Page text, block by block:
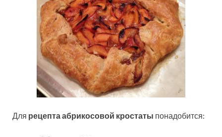
Для рецепта абрикосовой кростаты понадобится: